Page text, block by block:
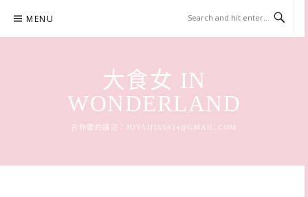
content
MENU
大食女 IN
WONDERLAND
合作邀約請洽： JOYAIJIA0424@GMAIL.COM